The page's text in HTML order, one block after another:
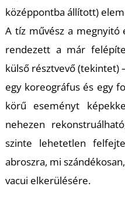
középpontba állított)
A tíz művész a megnyitó
rendezett a már
külső résztvevő (tekintet)
egy koreográfus és egy
körű eseményt
nehezen
szinte lehetetlen
abroszra, mi
vacui elkerülésére.